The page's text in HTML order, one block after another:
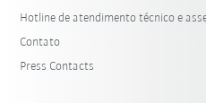
Hotline de atendimento técnico e
Contato
Press Contacts